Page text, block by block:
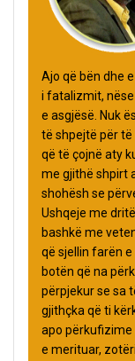
Ajo që bën dhe
i fatalizmit,
e asgjësë. Nuk
të shpejtë për
që të çojnë aty
me gjithë shpirt
shohësh se
Ushqeje me
bashkë me
që sjellin farën
botën që na
përpjekur se sa
gjithçka që ti
apo përkufizime
e merituar,